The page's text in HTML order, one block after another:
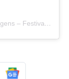
Uma publicação compartilhada por 3 Margens – Festival Latino Americano de Cinema (@3margensfestival)